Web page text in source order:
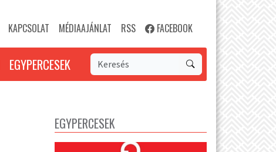
KAPCSOLAT MÉDIAAJÁNLAT RSS FACEBOOK
EGYPERCESEK
EGYPERCESEK